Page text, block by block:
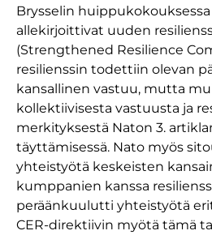
Brysselin
allekirjoittivat uuden
(Strengthened Resilience
resilienssin todettiin olevan
kansallinen vastuu, mutta
kollektiivisesta vastuusta ja
merkityksestä Naton 3.
täyttämisessä. Nato myös
yhteistyötä keskeisten
kumppanien kanssa
peräänkuulutti yhteistyötä
CER-direktiivin myötä tämä